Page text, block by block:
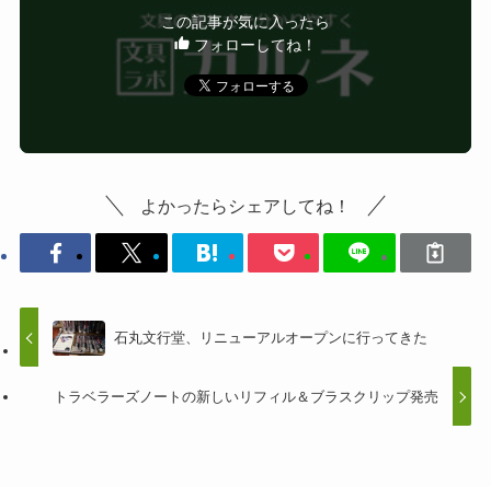
この記事が気に入ったら
フォローしてね！
よかったらシェアしてね！
石丸文行堂、リニューアルオープンに行ってきた
トラベラーズノートの新しいリフィル＆ブラスクリップ発売